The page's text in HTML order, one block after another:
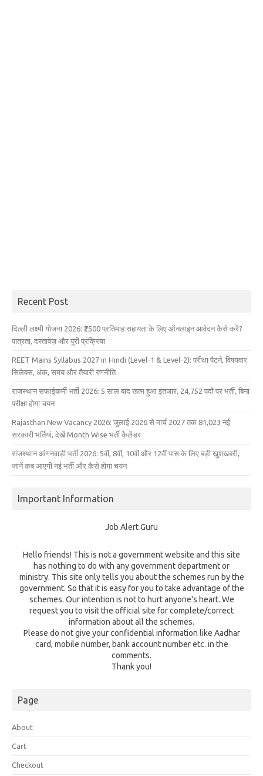
Recent Post
दिल्ली लक्ष्मी योजना 2026: ₹2500 प्रतिमाह सहायता के लिए ऑनलाइन आवेदन कैसे करें?
पात्रता, दस्तावेज़ और पूरी प्रक्रिया
REET Mains Syllabus 2027 in Hindi (Level-1 & Level-2): परीक्षा पैटर्न, विषयवार
सिलेबस, अंक, समय और तैयारी रणनीति
राजस्थान सफाईकर्मी भर्ती 2026: 5 साल बाद खत्म हुआ इंतजार, 24,752 पदों पर भर्ती, बिना
परीक्षा होगा चयन
Rajasthan New Vacancy 2026: जुलाई 2026 से मार्च 2027 तक 81,023 नई
सरकारी भर्तियां, देखें Month Wise भर्ती कैलेंडर
राजस्थान आंगनवाड़ी भर्ती 2026: 5वीं, 8वीं, 10वीं और 12वीं पास के लिए बड़ी खुशखबरी,
जानें कब आएगी नई भर्ती और कैसे होगा चयन
Important Information
Job Alert Guru
Hello friends! This is not a government website and this site
has nothing to do with any government department or
ministry. This site only tells you about the schemes run by the
government. So that it is easy for you to take advantage of the
schemes. Our intention is not to hurt anyone's heart. We
request you to visit the official site for complete/correct
information about all the schemes.
Please do not give your confidential information like Aadhar
card, mobile number, bank account number etc. in the
comments.
Thank you!
Page
About
Cart
Checkout